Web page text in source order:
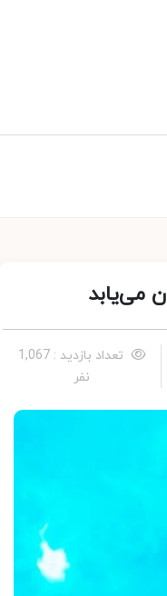
تعداد بازدید : 1,067
نفر